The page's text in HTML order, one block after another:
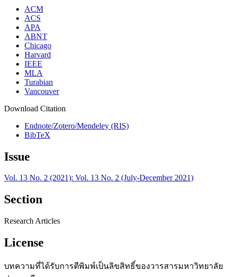
ACM
ACS
APA
ABNT
Chicago
Harvard
IEEE
MLA
Turabian
Vancouver
Download Citation
Endnote/Zotero/Mendeley (RIS)
BibTeX
Issue
Vol. 13 No. 2 (2021): Vol. 13 No. 2 (July-December 2021)
Section
Research Articles
License
บทความที่ได้รับการตีพิมพ์เป็นลิขสิทธิ์ของวารสารมหาวิทยาลัย